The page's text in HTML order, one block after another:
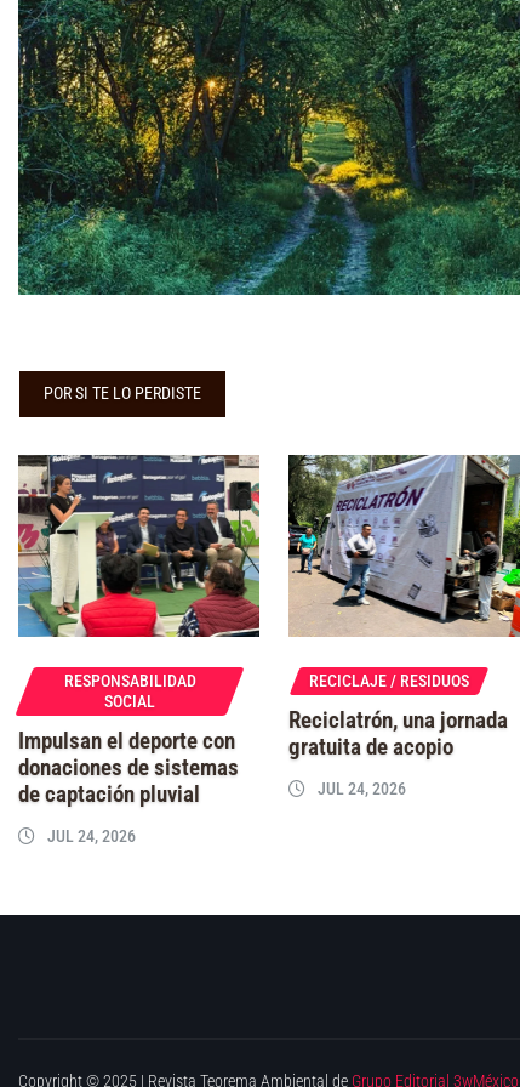
POR SI TE LO PERDISTE
RESPONSABILIDAD
SOCIAL
Impulsan el deporte con
donaciones de sistemas
de captación pluvial
JUL 24, 2026
RECICLAJE / RESIDUOS
Reciclatrón, una jornada
gratuita de acopio
JUL 24, 2026
Copyright © 2025 | Revista Teorema Ambiental de Grupo Editorial 3wMéxico